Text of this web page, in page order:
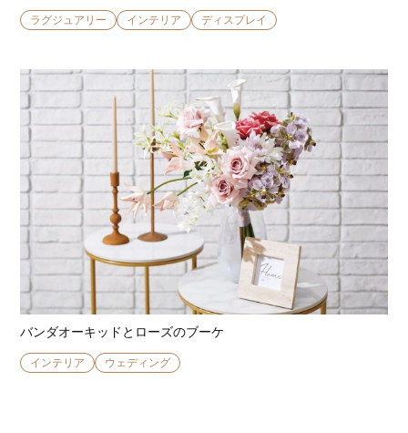
ラグジュアリー インテリア ディスプレイ
バンダオーキッドとローズのブーケ
インテリア ウェディング